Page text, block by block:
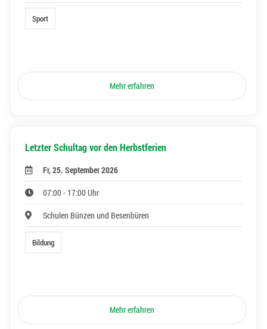
Sport
Mehr erfahren
Letzter Schultag vor den Herbstferien
Fr, 25. September 2026
07:00 - 17:00 Uhr
Schulen Bünzen und Besenbüren
Bildung
Mehr erfahren